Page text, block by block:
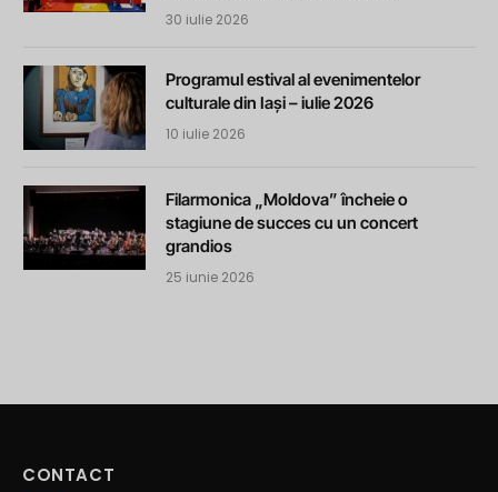
30 iulie 2026
Programul estival al evenimentelor
culturale din Iași – iulie 2026
10 iulie 2026
Filarmonica „Moldova” încheie o
stagiune de succes cu un concert
grandios
25 iunie 2026
CONTACT